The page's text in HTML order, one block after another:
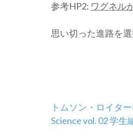
参考HP2: ワグネル
思い切った進路を
投
稿
トムソン・ロイタ
Science vol. 02 学生